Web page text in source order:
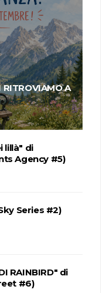
RITROVIAMO A
lillà" di
Agency #5)
Series #2)
RAINBIRD" di
#6)